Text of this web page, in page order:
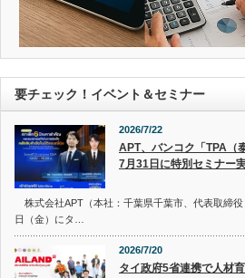
要チェック！イベント＆セミナー
2026/7/22
APT、バンコク「TPA（
7月31日に特別セミナー
株式会社APT（本社：千葉県千葉市、代表取締役
日（金）にタ…
2026/7/20
タイ政府5省連携で人材